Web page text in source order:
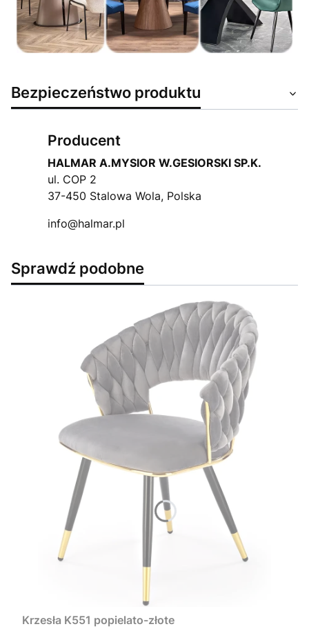
Bezpieczeństwo produktu
Producent
HALMAR A.MYSIOR W.GESIORSKI SP.K.
ul. COP 2
37-450 Stalowa Wola, Polska
info@halmar.pl
Sprawdź podobne
Krzesła K551 popielato-złote